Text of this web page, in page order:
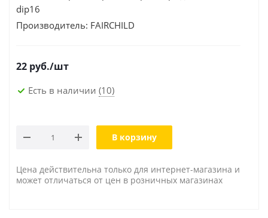
dip16
Производитель: FAIRCHILD
22 руб./шт
Есть в наличии (10)
В корзину
Цена действительна только для интернет-магазина и
может отличаться от цен в розничных магазинах